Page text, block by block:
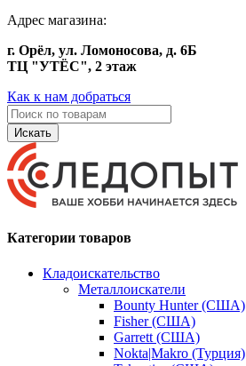
Адрес магазина:
г. Орёл, ул. Ломоносова, д. 6Б
ТЦ "УТЁС", 2 этаж
Как к нам добраться
Искать
Категории товаров
Кладоискательство
Металлоискатели
Bounty Hunter (США)
Fisher (США)
Garrett (США)
Nokta|Makro (Турция)